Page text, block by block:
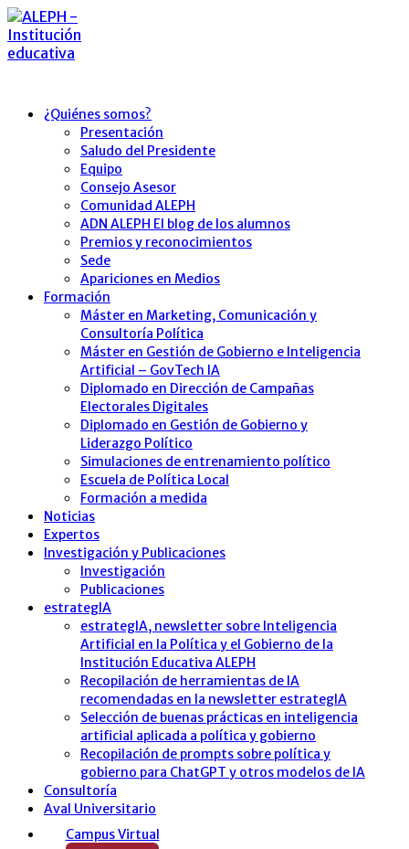
¿Quiénes somos?
Presentación
Saludo del Presidente
Equipo
Consejo Asesor
Comunidad ALEPH
ADN ALEPH El blog de los alumnos
Premios y reconocimientos
Sede
Apariciones en Medios
Formación
Máster en Marketing, Comunicación y
Consultoría Política
Máster en Gestión de Gobierno e Inteligencia
Artificial – GovTech IA
Diplomado en Dirección de Campañas
Electorales Digitales
Diplomado en Gestión de Gobierno y
Liderazgo Político
Simulaciones de entrenamiento político
Escuela de Política Local
Formación a medida
Noticias
Expertos
Investigación y Publicaciones
Investigación
Publicaciones
estrategIA
estrategIA, newsletter sobre Inteligencia
Artificial en la Política y el Gobierno de la
Institución Educativa ALEPH
Recopilación de herramientas de IA
recomendadas en la newsletter estrategIA
Selección de buenas prácticas en inteligencia
artificial aplicada a política y gobierno
Recopilación de prompts sobre política y
gobierno para ChatGPT y otros modelos de IA
Consultoría
Aval Universitario
Campus Virtual